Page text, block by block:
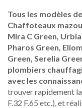
Tous les modèles
Chaffoteaux
Mira C Green,
Pharos Green,
Green, Serelia
plombiers
avec les
trouver rapidement la
F.32 F.65 etc.), et